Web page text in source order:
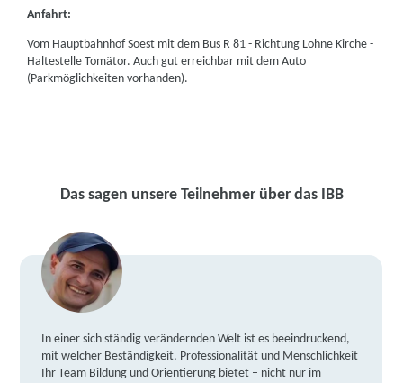
Anfahrt:
Vom Hauptbahnhof Soest mit dem Bus R 81 - Richtung Lohne Kirche -
Haltestelle Tomätor. Auch gut erreichbar mit dem Auto
(Parkmöglichkeiten vorhanden).
Das sagen unsere Teilnehmer über das IBB
In einer sich ständig verändernden Welt ist es beeindruckend,
mit welcher Beständigkeit, Professionalität und Menschlichkeit
Ihr Team Bildung und Orientierung bietet – nicht nur im